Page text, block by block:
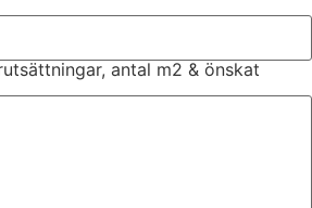
antal m2 & önskat